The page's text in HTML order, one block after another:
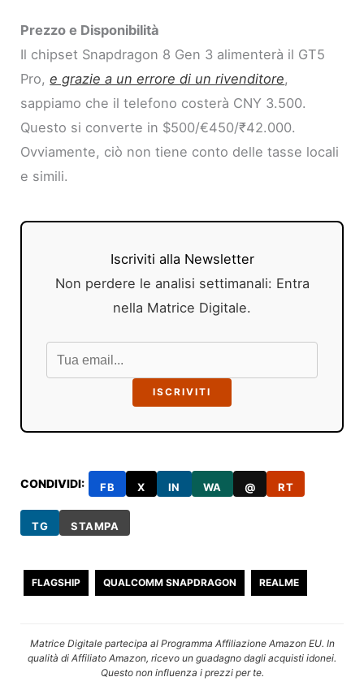
Prezzo e Disponibilità
Il chipset Snapdragon 8 Gen 3 alimenterà il GT5
Pro,e grazie a un errore di un rivenditore,
sappiamo che il telefono costerà CNY 3.500.
Questo si converte in $500/€450/₹42.000.
Ovviamente, ciò non tiene conto delle tasse locali
e simili.
Iscriviti alla Newsletter
Non perdere le analisi settimanali: Entra
nella Matrice Digitale.
ISCRIVITI
CONDIVIDI: FB X IN WA @ RT
TG STAMPA
FLAGSHIP QUALCOMM SNAPDRAGON REALME
Matrice Digitale partecipa al Programma Affiliazione Amazon EU. In
qualità di Affiliato Amazon, ricevo un guadagno dagli acquisti idonei.
Questo non influenza i prezzi per te.